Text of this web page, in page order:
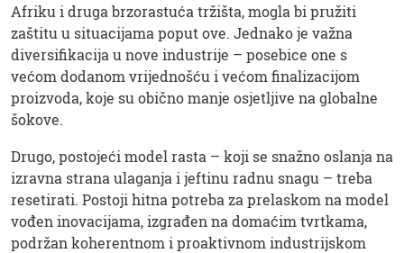
Afriku i druga brzorastuća tržišta, mogla bi pružiti
zaštitu u situacijama poput ove. Jednako je važna
diversifikacija u nove industrije – posebice one s
većom dodanom vrijednošću i većom finalizacijom
proizvoda, koje su obično manje osjetljive na globalne
šokove.
Drugo, postojeći model rasta – koji se snažno oslanja na
izravna strana ulaganja i jeftinu radnu snagu – treba
resetirati. Postoji hitna potreba za prelaskom na model
vođen inovacijama, izgrađen na domaćim tvrtkama,
podržan koherentnom i proaktivnom industrijskom